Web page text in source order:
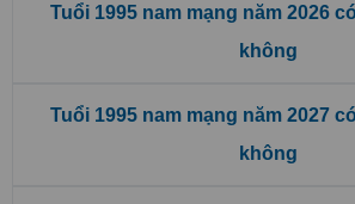
Tuổi 1995 nam mạng năm 2026
không
Tuổi 1995 nam mạng năm 2027
không